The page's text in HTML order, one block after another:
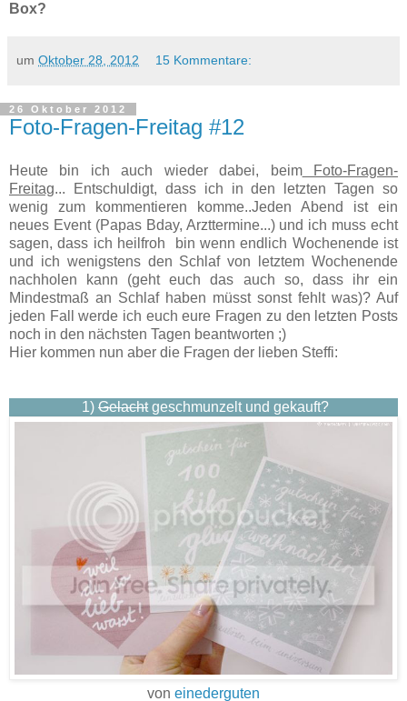
Box?
um Oktober 28, 2012 15 Kommentare:
26 Oktober 2012
Foto-Fragen-Freitag #12
Heute bin ich auch wieder dabei, beimFoto-Fragen-
Freitag... Entschuldigt, dass ich in den letzten Tagen so
wenig zum kommentieren komme..Jeden Abend ist ein
neues Event (Papas Bday, Arzttermine...) und ich muss echt
sagen, dass ich heilfroh bin wenn endlich Wochenende ist
und ich wenigstens den Schlaf von letztem Wochenende
nachholen kann (geht euch das auch so, dass ihr ein
Mindestmaß an Schlaf haben müsst sonst fehlt was)? Auf
jeden Fall werde ich euch eure Fragen zu den letzten Posts
noch in den nächsten Tagen beantworten ;)
Hier kommen nun aber die Fragen der lieben Steffi:
1) Gelachtgeschmunzelt und gekauft?
von einederguten